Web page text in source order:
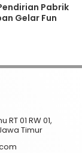
Pabrik
Gelar Fun
01 RW 01,
Timur